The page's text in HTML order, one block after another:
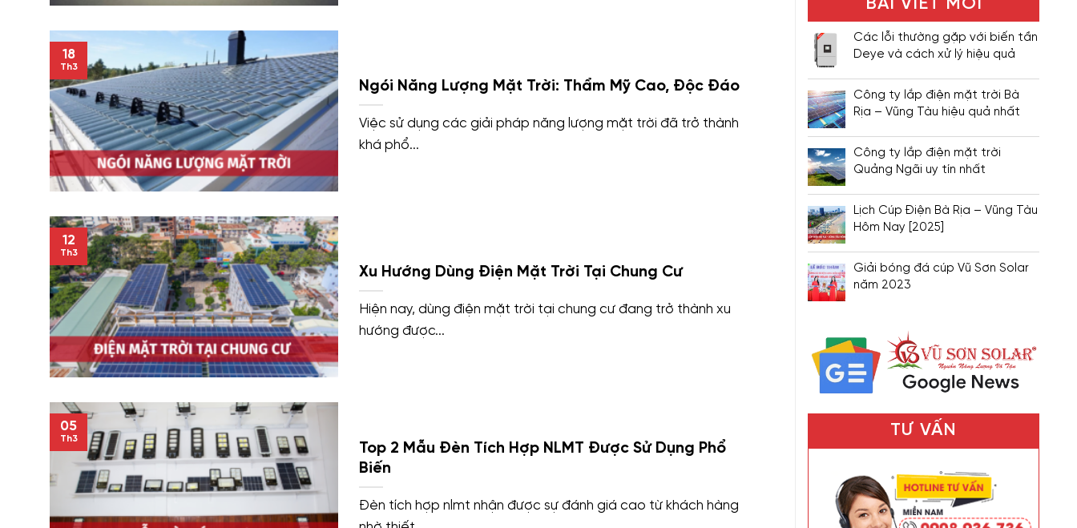
Ngói Năng Lượng Mặt Trời: Thẩm Mỹ Cao, Độc Đáo
Việc sử dụng các giải pháp năng lượng mặt trời đã trở thành
khá phổ...
18
Th3
Xu Hướng Dùng Điện Mặt Trời Tại Chung Cư
Hiện nay, dùng điện mặt trời tại chung cư đang trở thành xu
hướng được...
12
Th3
Top 2 Mẫu Đèn Tích Hợp NLMT Được Sử Dụng Phổ
Biến
Đèn tích hợp nlmt nhận được sự đánh giá cao từ khách hàng
05
Th3
BÀI VIẾT MỚI
Các lỗi thường gặp với biến tần
Deye và cách xử lý hiệu quả
Công ty lắp điện mặt trời Bà
Rịa – Vũng Tàu hiệu quả nhất
Công ty lắp điện mặt trời
Quảng Ngãi uy tín nhất
Lịch Cúp Điện Bà Rịa – Vũng Tàu
Hôm Nay [2025]
Giải bóng đá cúp Vũ Sơn Solar
năm 2023
TƯ VẤN